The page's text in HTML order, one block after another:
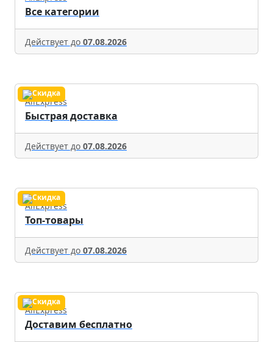
Все категории
Действует до 07.08.2026
AliExpress
Быстрая доставка
Действует до 07.08.2026
AliExpress
Топ-товары
Действует до 07.08.2026
AliExpress
Доставим бесплатно